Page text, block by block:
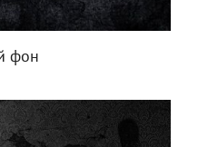
фон